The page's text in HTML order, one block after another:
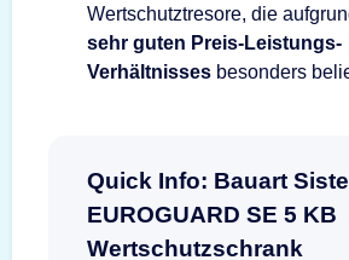
Wertschutztresore, die
sehr guten Preis-Leistungs-
Verhältnisses besonders
Quick Info: Bauart
EUROGUARD SE 5 KB
Wertschutzschrank